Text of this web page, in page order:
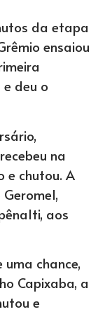
da etapa
ensaiou
deu o
na
e chutou. A
aos
chance,
Capixaba, a
e